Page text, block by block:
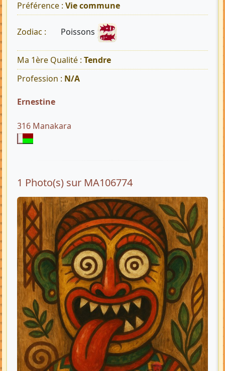
Préférence : Vie commune
Zodiac : Poissons
Ma 1ère Qualité : Tendre
Profession : N/A
Ernestine
316 Manakara
1 Photo(s) sur MA106774